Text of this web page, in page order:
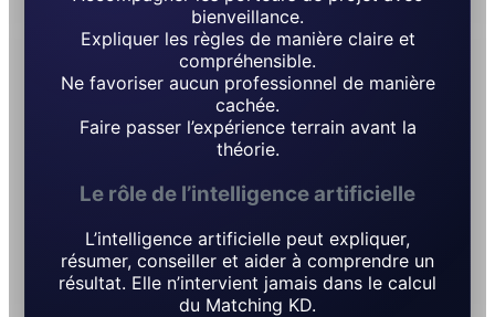
bienveillance.
Expliquer les règles de manière claire et
compréhensible.
Ne favoriser aucun professionnel de manière
cachée.
Faire passer l’expérience terrain avant la
théorie.
Le rôle de l’intelligence artificielle
L’intelligence artificielle peut expliquer,
résumer, conseiller et aider à comprendre un
résultat. Elle n’intervient jamais dans le calcul
du Matching KD.